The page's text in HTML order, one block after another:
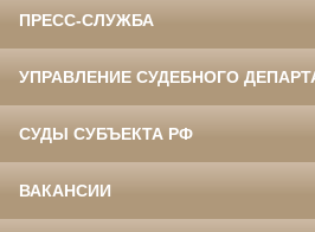
ПРЕСС-СЛУЖБА
УПРАВЛЕНИЕ СУДЕБНОГО
СУДЫ СУБЪЕКТА РФ
ВАКАНСИИ